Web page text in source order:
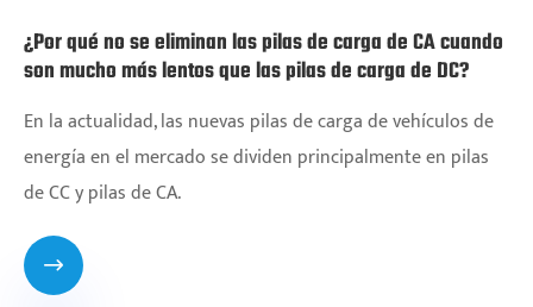
¿Por qué no se eliminan las pilas de carga de CA cuando
son mucho más lentos que las pilas de carga de DC?
En la actualidad, las nuevas pilas de carga de vehículos de
energía en el mercado se dividen principalmente en pilas
de CC y pilas de CA.
